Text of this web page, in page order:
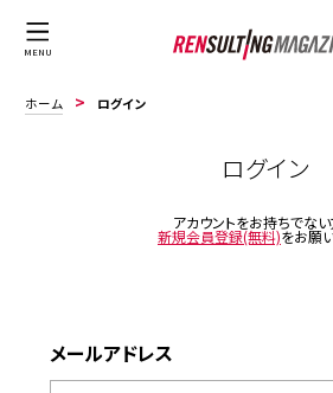
MENU
ホーム ログイン
ログイン
アカウントをお持ちでな
新規会員登録(無料)をお願
メールアドレス